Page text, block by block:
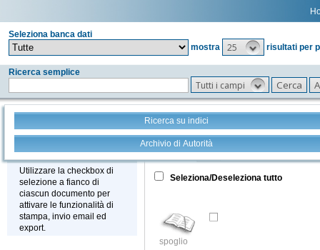
Seleziona banca dati
mostra
25 risultati per
Ricerca semplice
Tutti i campi
Ricerca su indici
Archivio di Autorità
Stampa - Email - Export
Utilizzare la checkbox di
selezione a fianco di
ciascun documento per
attivare le funzionalità di
stampa, invio email ed
export.
Tutto +
Seleziona/Deseleziona tutto
spoglio